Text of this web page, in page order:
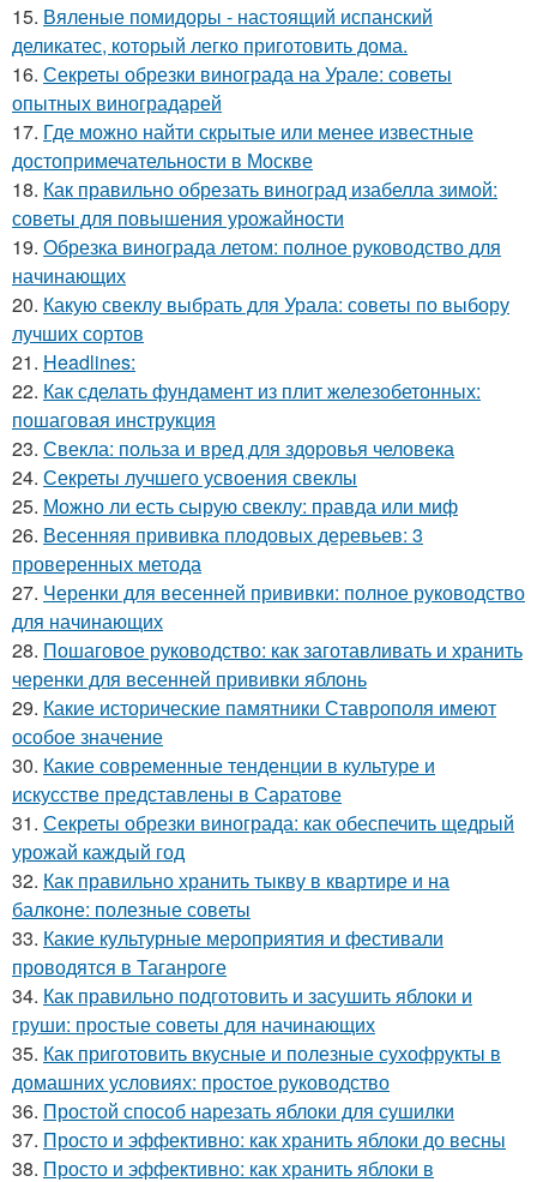
15. Вяленые помидоры - настоящий испанский
деликатес, который легко приготовить дома.
16. Секреты обрезки винограда на Урале: советы
опытных виноградарей
17. Где можно найти скрытые или менее известные
достопримечательности в Москве
18. Как правильно обрезать виноград изабелла зимой:
советы для повышения урожайности
19. Обрезка винограда летом: полное руководство для
начинающих
20. Какую свеклу выбрать для Урала: советы по выбору
лучших сортов
21. Headlines:
22. Как сделать фундамент из плит железобетонных:
пошаговая инструкция
23. Свекла: польза и вред для здоровья человека
24. Секреты лучшего усвоения свеклы
25. Можно ли есть сырую свеклу: правда или миф
26. Весенняя прививка плодовых деревьев: 3
проверенных метода
27. Черенки для весенней прививки: полное руководство
для начинающих
28. Пошаговое руководство: как заготавливать и хранить
черенки для весенней прививки яблонь
29. Какие исторические памятники Ставрополя имеют
особое значение
30. Какие современные тенденции в культуре и
искусстве представлены в Саратове
31. Секреты обрезки винограда: как обеспечить щедрый
урожай каждый год
32. Как правильно хранить тыкву в квартире и на
балконе: полезные советы
33. Какие культурные мероприятия и фестивали
проводятся в Таганроге
34. Как правильно подготовить и засушить яблоки и
груши: простые советы для начинающих
35. Как приготовить вкусные и полезные сухофрукты в
домашних условиях: простое руководство
36. Простой способ нарезать яблоки для сушилки
37. Просто и эффективно: как хранить яблоки до весны
38. Просто и эффективно: как хранить яблоки в